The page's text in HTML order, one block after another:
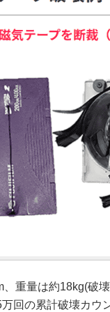
重量は約18kg(破
回の累計破壊カウ